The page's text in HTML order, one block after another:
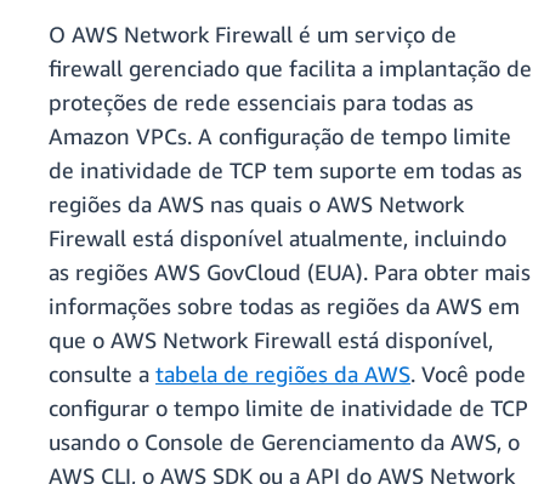
O AWS Network Firewall é um serviço de
firewall gerenciado que facilita a implantação de
proteções de rede essenciais para todas as
Amazon VPCs. A configuração de tempo limite
de inatividade de TCP tem suporte em todas as
regiões da AWS nas quais o AWS Network
Firewall está disponível atualmente, incluindo
as regiões AWS GovCloud (EUA). Para obter mais
informações sobre todas as regiões da AWS em
que o AWS Network Firewall está disponível,
consulte a tabela de regiões da AWS. Você pode
configurar o tempo limite de inatividade de TCP
usando o Console de Gerenciamento da AWS, o
AWS CLI, o AWS SDK ou a API do AWS Network